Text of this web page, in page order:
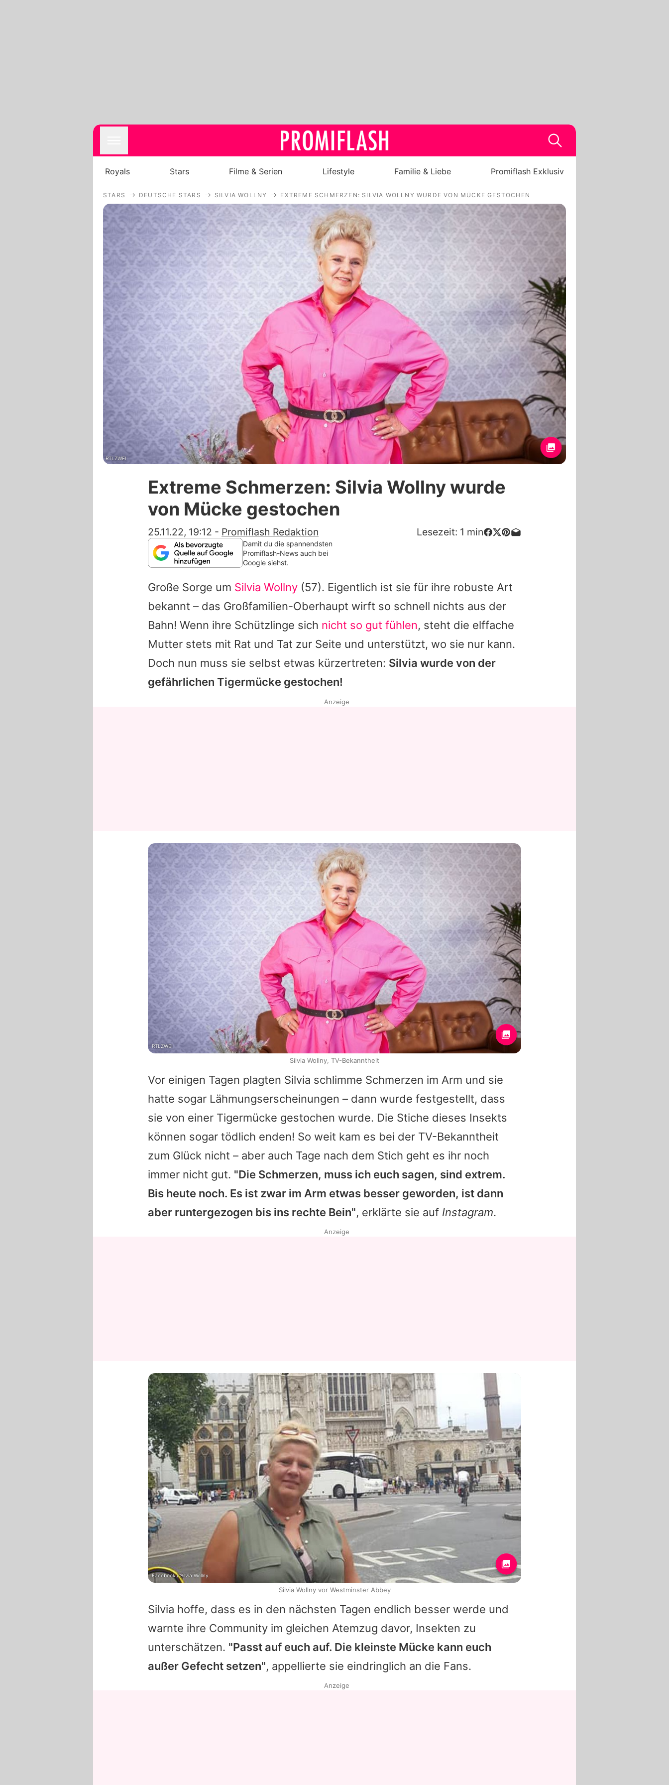
Royals
Stars
Filme & Serien
Lifestyle
Familie & Liebe
Promiflash Exklusiv
Alle Themen auf Promiflash
Jobs
App runterladen
Team
Redaktionelle Richtlinien
Impressum
Datenschutzerklärung
Nutzungsbedingungen
Utiq verwalten
Royals Stars Filme & Serien Lifestyle Familie & Liebe Promiflash Exklusiv
STARS DEUTSCHE STARS SILVIA WOLLNY EXTREME SCHMERZEN: SILVIA WOLLNY WURDE VON MÜCKE GESTOCHEN
RTLZWEI
Extreme Schmerzen: Silvia Wollny wurde
von Mücke gestochen
25.11.22, 19:12 - Promiflash Redaktion Lesezeit: 1 min
Damit du die spannendsten
Promiflash-News auch bei
Google siehst.
Große Sorge um Silvia Wollny (57). Eigentlich ist sie für ihre robuste Art
bekannt – das Großfamilien-Oberhaupt wirft so schnell nichts aus der
Bahn! Wenn ihre Schützlinge sich nicht so gut fühlen, steht die elffache
Mutter stets mit Rat und Tat zur Seite und unterstützt, wo sie nur kann.
Doch nun muss sie selbst etwas kürzertreten: Silvia wurde von der
gefährlichen Tigermücke gestochen!
Vor einigen Tagen plagten Silvia schlimme Schmerzen im Arm und sie
hatte sogar Lähmungserscheinungen – dann wurde festgestellt, dass
sie von einer Tigermücke gestochen wurde. Die Stiche dieses Insekts
können sogar tödlich enden! So weit kam es bei der TV-Bekanntheit
zum Glück nicht – aber auch Tage nach dem Stich geht es ihr noch
immer nicht gut. "Die Schmerzen, muss ich euch sagen, sind extrem.
Bis heute noch. Es ist zwar im Arm etwas besser geworden, ist dann
aber runtergezogen bis ins rechte Bein", erklärte sie auf Instagram.
Silvia hoffe, dass es in den nächsten Tagen endlich besser werde und
warnte ihre Community im gleichen Atemzug davor, Insekten zu
unterschätzen. "Passt auf euch auf. Die kleinste Mücke kann euch
außer Gefecht setzen", appellierte sie eindringlich an die Fans.
Anzeige
RTLZWEI
Silvia Wollny, TV-Bekanntheit
Anzeige
Facebook / Silvia Wollny
Silvia Wollny vor Westminster Abbey
Anzeige